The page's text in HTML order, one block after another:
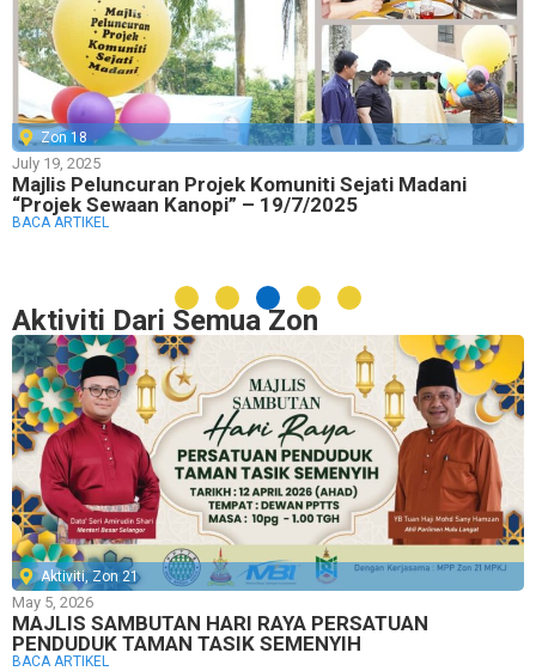
Zon 18
July 19, 2025
Majlis Peluncuran Projek Komuniti Sejati Madani
“Projek Sewaan Kanopi” – 19/7/2025
BACA ARTIKEL
Aktiviti Dari Semua Zon
Aktiviti,Zon 21
May 5, 2026
MAJLIS SAMBUTAN HARI RAYA PERSATUAN
PENDUDUK TAMAN TASIK SEMENYIH
BACA ARTIKEL